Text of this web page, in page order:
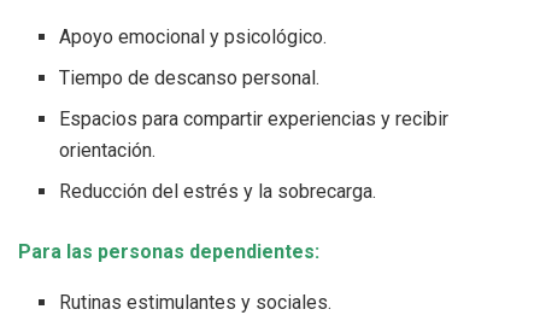
Apoyo emocional y psicológico.
Tiempo de descanso personal.
Espacios para compartir experiencias y recibir
orientación.
Reducción del estrés y la sobrecarga.
Para las personas dependientes:
Rutinas estimulantes y sociales.